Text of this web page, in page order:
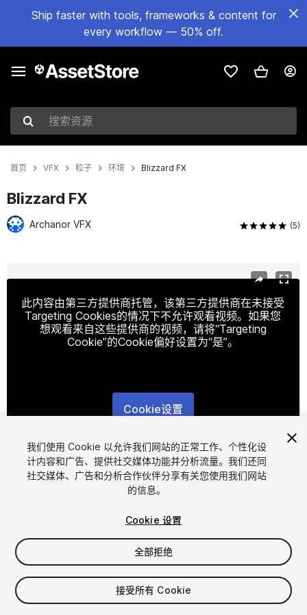
Ship faster with tools, frameworks & content for
every workflow — 50% off.
搜索资源
首页 VFX 粒子 环境 Blizzard FX
Blizzard FX
Archanor VFX (5)
此内容由第三方提供商托管，该第三方提供商在未接受
Targeting Cookies的情况下不允许观看视频。如果您
想观看来自这些提供商的视频，请将“Targeting
Cookie”的Cookie偏好设置为“是”。
Cookie设置
1/4
$10
增值税将在结算时计算
我们使用 Cookie 以允许我们网站的正常工作、个性化设
计内容和广告、提供社交媒体功能并分析流量。我们还同
社交媒体、广告和分析合作伙伴分享有关您使用我们网站
的信息。
Cookie 设置
全部拒绝
接受所有 Cookie